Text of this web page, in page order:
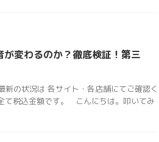
変わるのか？徹底検証！第三
の状況は 各サイト・各店舗にてご確認く
て税込金額です。 こんにちは。叩いてみ